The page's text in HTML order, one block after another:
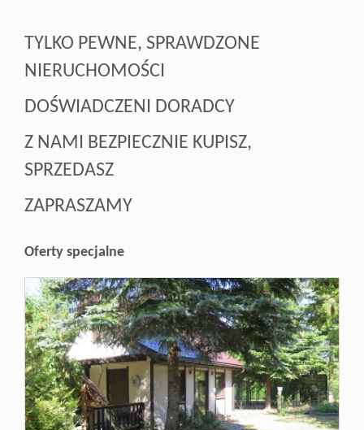
TYLKO PEWNE, SPRAWDZONE
NIERUCHOMOŚCI
DOŚWIADCZENI DORADCY
Z NAMI BEZPIECZNIE KUPISZ,
SPRZEDASZ
ZAPRASZAMY
Oferty specjalne